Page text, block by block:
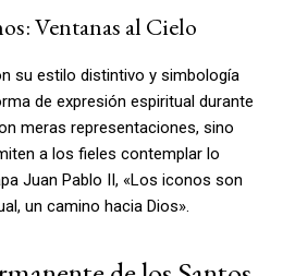
Ventanas al Cielo
su estilo distintivo y simbología
de expresión espiritual durante
meras representaciones, sino
a los fieles contemplar lo
Juan Pablo II, «Los iconos son
un camino hacia Dios».